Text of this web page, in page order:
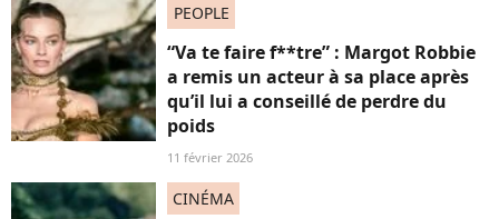
PEOPLE
“Va te faire f**tre” : Margot Robbie
a remis un acteur à sa place après
qu’il lui a conseillé de perdre du
poids
11 février 2026
CINÉMA